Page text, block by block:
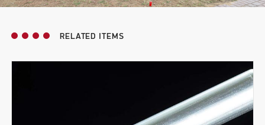
RELATED ITEMS